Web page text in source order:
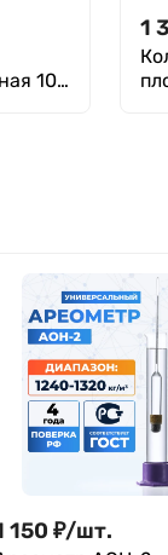
100
1
150 ₽/шт.